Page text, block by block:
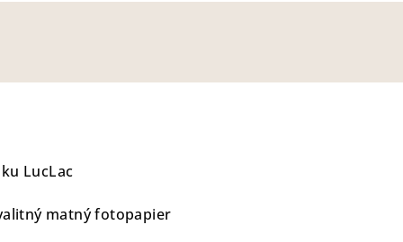
LucLac
matný fotopapier